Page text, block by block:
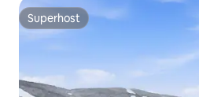
Superhost
Superhost